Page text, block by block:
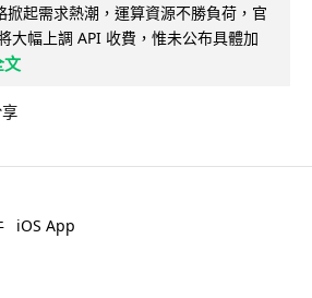
掀起需求熱潮，運算資源不勝負荷，官
大幅上調 API 收費，惟未公布具體加
文
iOS App